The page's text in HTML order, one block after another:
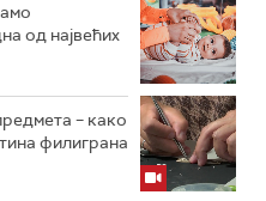
од највећих
– како
филиграна